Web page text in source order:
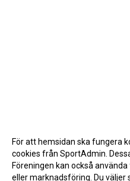
För att hemsidan ska fungera
cookies från SportAdmin.
Föreningen kan också
eller marknadsföring. Du väljer